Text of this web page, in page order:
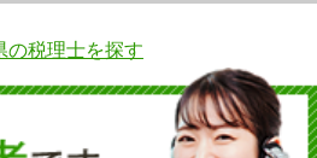
の税理士を探す